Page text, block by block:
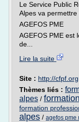
Le Service Public
Alpes va permettre
AGEFOS PME
AGEFOS PME est
de...
Lire la suite
Site : http://cfpf.org
Thèmes liés :
alpes /
formation
alpes / agefos pme